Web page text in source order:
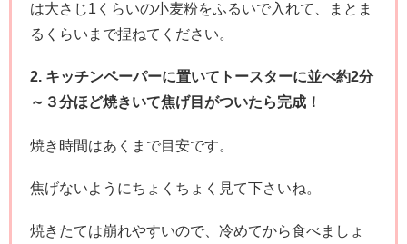
は大さじ1くらいの小麦粉をふるいで入れて、まとま
るくらいまで捏ねてください。
2. キッチンペーパーに置いてトースターに並べ約2分
～３分ほど焼きいて焦げ目がついたら完成！
焼き時間はあくまで目安です。
焦げないようにちょくちょく見て下さいね。
焼きたては崩れやすいので、冷めてから食べましょ